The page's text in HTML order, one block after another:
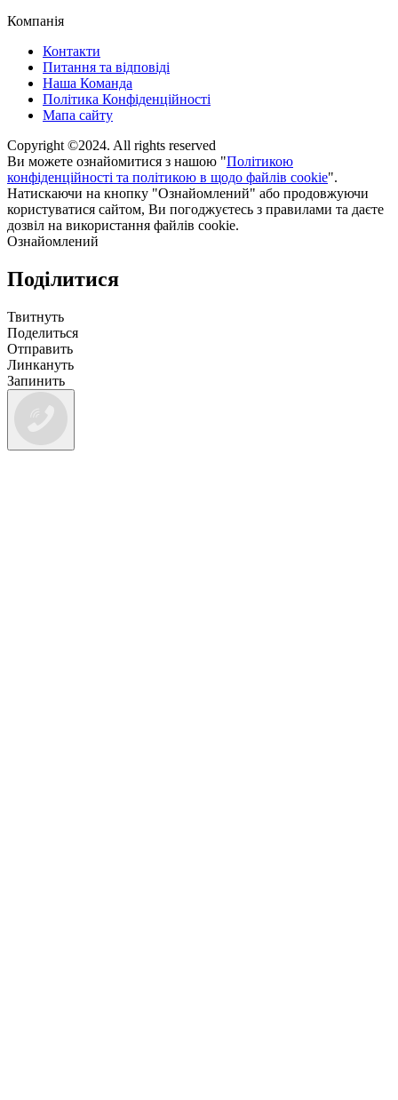
Компанія
Контакти
Питання та відповіді
Наша Команда
Політика Конфіденційності
Мапа сайту
Copyright ©2024. All rights reserved
Ви можете ознайомитися з нашою "Політикою
конфіденційності та політикою в щодо файлів cookie".
Натискаючи на кнопку "Ознайомлений" або продовжуючи
користуватися сайтом, Ви погоджуєтесь з правилами та даєте
дозвіл на використання файлів cookie.
Ознайомлений
Поділитися
Твитнуть
Поделиться
Отправить
Линкануть
Запинить